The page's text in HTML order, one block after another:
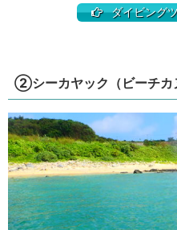
ダイビング
②シーカヤック（ビーチカ